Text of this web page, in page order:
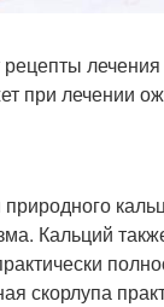
при лечении
Кальций
скорлупа